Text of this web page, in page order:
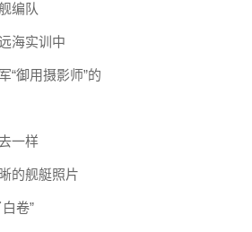
编队
海实训中
“御用摄影师”的
一样
的舰艇照片
卷”